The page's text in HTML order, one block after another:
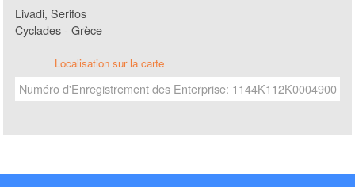
Livadi, Serifos
Cyclades - Grèce
Localisation sur la carte
Numéro d'Enregistrement des Enterprise: 1144Κ112K0004900